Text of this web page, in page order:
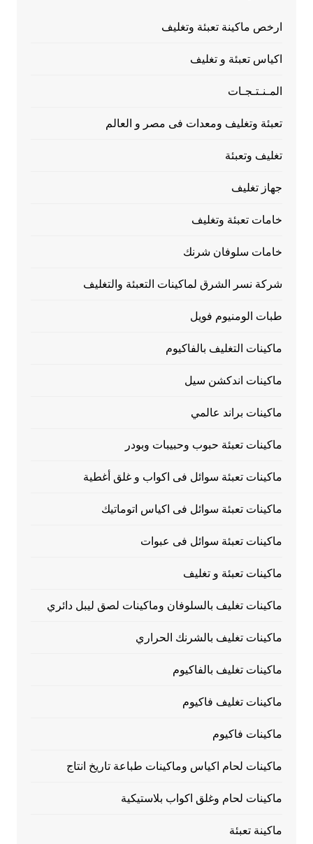
ارخص ماكينة تعبئة وتغليف
اكياس تعبئة و تغليف
المـنـتـجـات
تعبئة وتغليف ومعدات فى مصر و العالم
تغليف وتعبئة
جهاز تغليف
خامات تعبئة وتغليف
خامات سلوفان شرنك
شركة نسر الشرق لماكينات التعبئة والتغليف
طبات الومنيوم فويل
ماكينات التغليف بالفاكيوم
ماكينات اندكشن سيل
ماكينات براند عالمي
ماكينات تعبئة حبوب وحبيبات وبودر
ماكينات تعبئة سوائل فى اكواب و غلق أغطية
ماكينات تعبئة سوائل فى اكياس اتوماتيك
ماكينات تعبئة سوائل فى عبوات
ماكينات تعبئة و تغليف
ماكينات تغليف بالسلوفان وماكينات لصق ليبل دائري
ماكينات تغليف بالشرنك الحراري
ماكينات تغليف بالفاكيوم
ماكينات تغليف فاكيوم
ماكينات فاكيوم
ماكينات لحام اكياس وماكينات طباعة تاريخ انتاج
ماكينات لحام وغلق اكواب بلاستيكية
ماكينة تعبئة